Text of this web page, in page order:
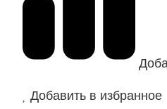
Добавить в избранное